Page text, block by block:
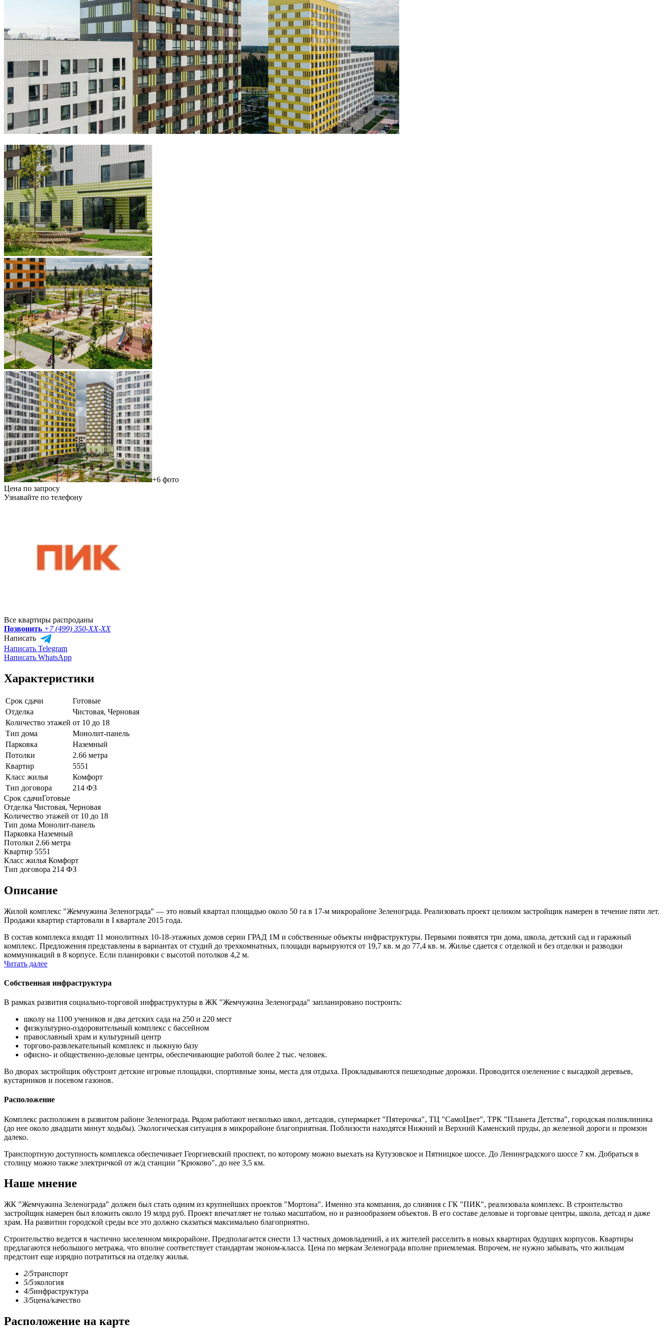
+6 фото
Цена по запросу
Узнавайте по телефону
Все квартиры распроданы
Позвонить +7 (499) 350-XX-XX
Написать
Написать Telegram
Написать WhatsApp
Характеристики
Срок сдачи
Готовые
Отделка
Чистовая, Черновая
Количество этажей от 10 до 18
Тип дома
Монолит-панель
Парковка
Наземный
Потолки
2.66 метра
Квартир
5551
Класс жилья
Комфорт
Тип договора
214 ФЗ
Срок сдачиГотовые
Отделка Чистовая, Черновая
Количество этажей от 10 до 18
Тип дома Монолит-панель
Парковка Наземный
Потолки 2.66 метра
Квартир 5551
Класс жилья Комфорт
Тип договора 214 ФЗ
Описание
Жилой комплекс "Жемчужина Зеленограда" — это новый квартал площадью около 50 га в 17-м микрорайоне Зеленограда. Реализовать проект целиком застройщик намерен в течение пяти лет.
Продажи квартир стартовали в I квартале 2015 года.
В состав комплекса входят 11 монолитных 10-18-этажных домов серии ГРАД 1М и собственные объекты инфраструктуры. Первыми появятся три дома, школа, детский сад и гаражный
комплекс. Предложения представлены в вариантах от студий до трехкомнатных, площади варьируются от 19,7 кв. м до 77,4 кв. м. Жилье сдается с отделкой и без отделки и разводки
коммуникаций в 8 корпусе. Если планировки с высотой потолков 4,2 м.
Читать далее
Собственная инфраструктура
В рамках развития социально-торговой инфраструктуры в ЖК "Жемчужина Зеленограда" запланировано построить:
школу на 1100 учеников и два детских сада на 250 и 220 мест
физкультурно-оздоровительный комплекс с бассейном
православный храм и культурный центр
торгово-развлекательный комплекс и лыжную базу
офисно- и общественно-деловые центры, обеспечивающие работой более 2 тыс. человек.
Во дворах застройщик обустроит детские игровые площадки, спортивные зоны, места для отдыха. Прокладываются пешеходные дорожки. Проводится озеленение с высадкой деревьев,
кустарников и посевом газонов.
Расположение
Комплекс расположен в развитом районе Зеленограда. Рядом работают несколько школ, детсадов, супермаркет "Пятерочка", ТЦ "СамоЦвет", ТРК "Планета Детства", городская поликлиника
(до нее около двадцати минут ходьбы). Экологическая ситуация в микрорайоне благоприятная. Поблизости находятся Нижний и Верхний Каменский пруды, до железной дороги и промзон
далеко.
Транспортную доступность комплекса обеспечивает Георгиевский проспект, по которому можно выехать на Кутузовское и Пятницкое шоссе. До Ленинградского шоссе 7 км. Добраться в
столицу можно также электричкой от ж/д станции "Крюково", до нее 3,5 км.
Наше мнение
ЖК "Жемчужина Зеленограда" должен был стать одним из крупнейших проектов "Мортона". Именно эта компания, до слияния с ГК "ПИК", реализовала комплекс. В строительство
застройщик намерен был вложить около 19 млрд руб. Проект впечатляет не только масштабом, но и разнообразием объектов. В его составе деловые и торговые центры, школа, детсад и даже
храм. На развитии городской среды все это должно сказаться максимально благоприятно.
Строительство ведется в частично заселенном микрорайоне. Предполагается снести 13 частных домовладений, а их жителей расселить в новых квартирах будущих корпусов. Квартиры
предлагаются небольшого метража, что вполне соответствует стандартам эконом-класса. Цена по меркам Зеленограда вполне приемлемая. Впрочем, не нужно забывать, что жильцам
предстоит еще изрядно потратиться на отделку жилья.
2/5транспорт
5/5экология
4/5инфраструктура
3/5цена/качество
Расположение на карте